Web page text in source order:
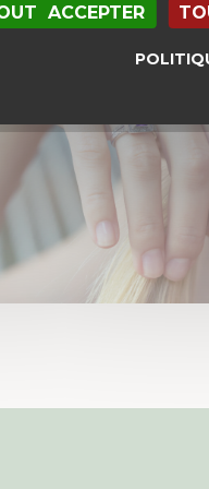
ACCEPTER